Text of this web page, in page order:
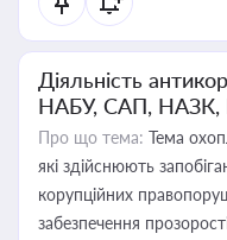
Діяльність
НАБУ, САП, НАЗК,
Про що тема: Тема
які здійснюють
корупційних
забезпечення